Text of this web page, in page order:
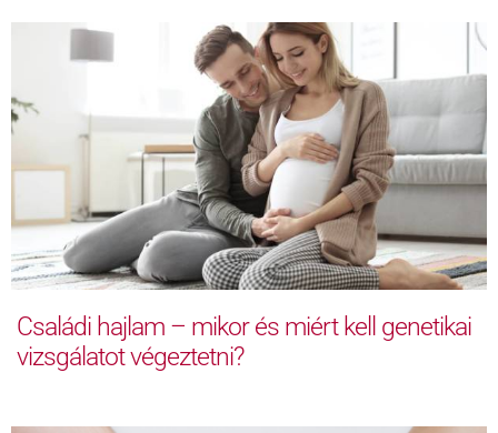
Családi hajlam – mikor és miért kell genetikai
vizsgálatot végeztetni?